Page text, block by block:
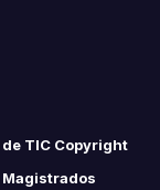
TIC Copyright